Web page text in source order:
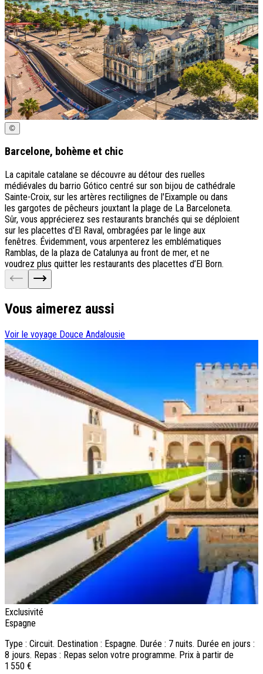
©
Barcelone, bohème et chic
La capitale catalane se découvre au détour des ruelles
médiévales du barrio Gótico centré sur son bijou de cathédrale
Sainte-Croix, sur les artères rectilignes de l'Eixample ou dans
les gargotes de pêcheurs jouxtant la plage de La Barceloneta.
Sûr, vous apprécierez ses restaurants branchés qui se déploient
sur les placettes d'El Raval, ombragées par le linge aux
fenêtres. Évidemment, vous arpenterez les emblématiques
Ramblas, de la plaza de Catalunya au front de mer, et ne
voudrez plus quitter les restaurants des placettes d’El Born.
Vous aimerez aussi
Voir le voyage Douce Andalousie
Exclusivité
Espagne
Type : Circuit. Destination : Espagne. Durée : 7 nuits. Durée en jours :
8 jours. Repas : Repas selon votre programme. Prix à partir de
1 550 €